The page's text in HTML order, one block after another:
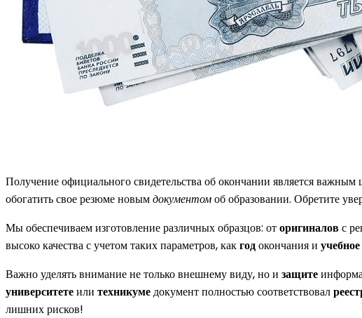
Получение официального свидетельства об окончании является
обогатить свое резюме новымдокументомоб образовании. Обретите
Мы обеспечиваем изготовление различных образцов: оторигиналовс
высоко качества с учетом таких параметров, какгодокончания и
Важно уделять внимание не только внешнему виду, но и защите
университетеили техникумедокумент полностью соответствовал
лишних рисков!